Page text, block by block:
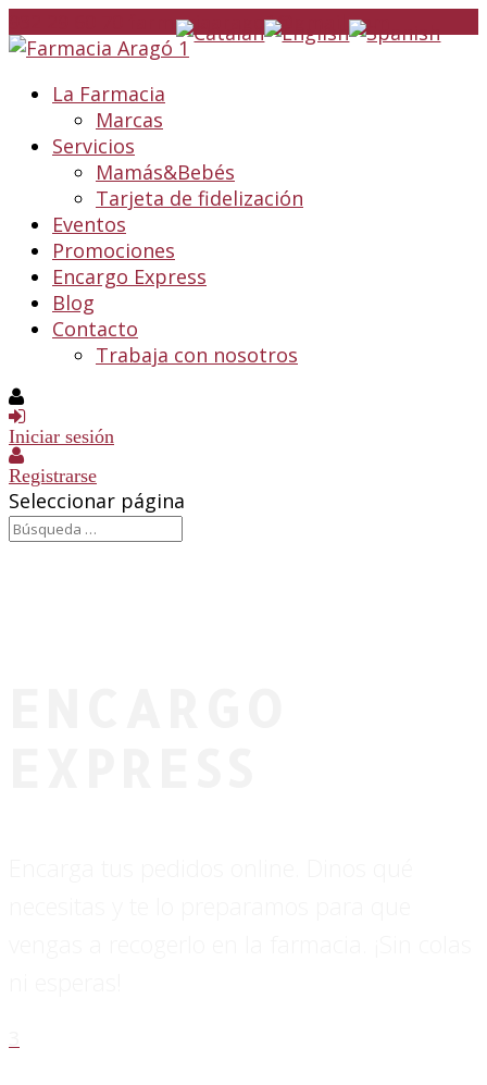
farmaciaarago1@gmail.com
La Farmacia
Marcas
Servicios
Mamás&Bebés
Tarjeta de fidelización
Eventos
Promociones
Encargo Express
Blog
Contacto
Trabaja con nosotros
Iniciar sesión
Registrarse
Seleccionar página